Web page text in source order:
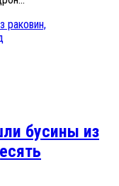
бусины из